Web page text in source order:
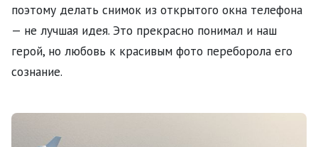
поэтому делать снимок из открытого окна телефона
— не лучшая идея. Это прекрасно понимал и наш
герой, но любовь к красивым фото переборола его
сознание.